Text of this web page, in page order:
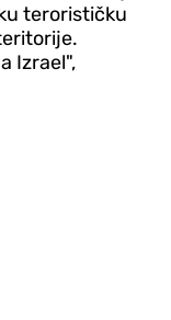
terorističku
Izrael",